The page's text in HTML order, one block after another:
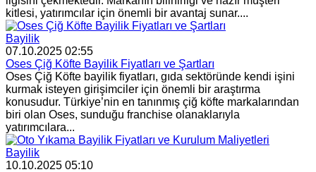
kitlesi, yatırımcılar için önemli bir avantaj sunar....
Bayilik
07.10.2025 02:55
Oses Çiğ Köfte Bayilik Fiyatları ve Şartları
Oses Çiğ Köfte bayilik fiyatları, gıda sektöründe kendi işini
kurmak isteyen girişimciler için önemli bir araştırma
konusudur. Türkiye’nin en tanınmış çiğ köfte markalarından
biri olan Oses, sunduğu franchise olanaklarıyla
yatırımcılara...
Bayilik
10.10.2025 05:10